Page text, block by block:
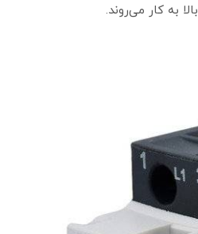
به کار می‌روند.